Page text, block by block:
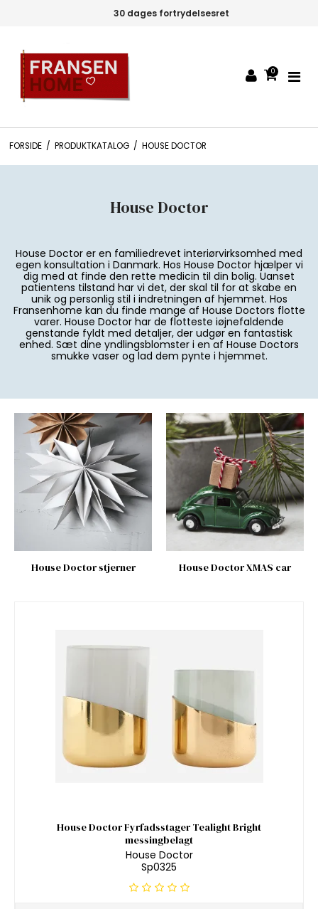
30 dages fortrydelsesret
0
FORSIDE / PRODUKTKATALOG / HOUSE DOCTOR
House Doctor
House Doctor er en familiedrevet interiørvirksomhed med
egen konsultation i Danmark. Hos House Doctor hjælper vi
dig med at finde den rette medicin til din bolig. Uanset
patientens tilstand har vi det, der skal til for at skabe en
unik og personlig stil i indretningen af hjemmet. Hos
Fransenhome kan du finde mange af House Doctors flotte
varer. House Doctor har de flotteste iøjnefaldende
genstande fyldt med detaljer, der udgør en fantastisk
enhed. Sæt dine yndlingsblomster i en af House Doctors
smukke vaser og lad dem pynte i hjemmet.
House Doctor stjerner House Doctor XMAS car
House Doctor Fyrfadsstager Tealight Bright
messingbelagt
House Doctor
Sp0325